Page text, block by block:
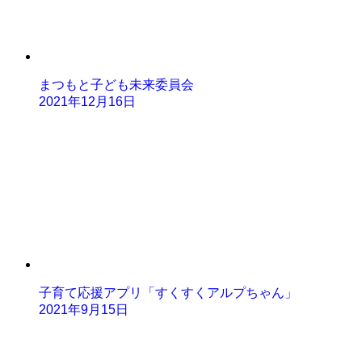
まつもと子ども未来委員会
2021年12月16日
子育て応援アプリ「すくすくアルプちゃん」
2021年9月15日